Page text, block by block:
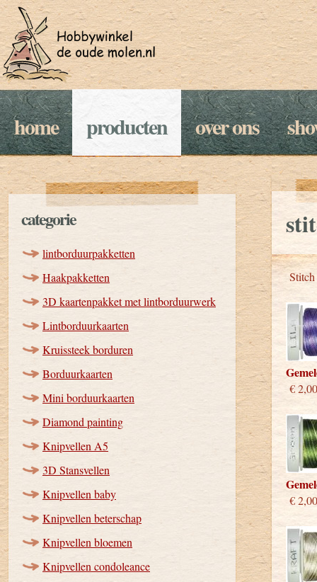
home producten over ons
categorie
lintborduurpakketten
Haakpakketten
3D kaartenpakket met lintborduurwerk
Lintborduurkaarten
Kruissteek borduren
Borduurkaarten
Mini borduurkaarten
Diamond painting
Knipvellen A5
3D Stansvellen
Knipvellen baby
Knipvellen beterschap
Knipvellen bloemen
Knipvellen condoleance
€ 2,00
€ 2,00